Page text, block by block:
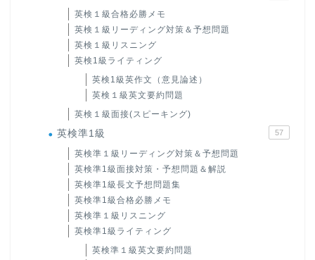
英検１級合格必勝メモ
英検１級リーディング対策＆予想問題
英検１級リスニング
英検1級ライティング
英検1級英作文（意見論述）
英検１級英文要約問題
英検１級面接(スピーキング)
英検準1級 57
英検準１級リーディング対策＆予想問題
英検準1級面接対策・予想問題＆解説
英検準1級長文予想問題集
英検準1級合格必勝メモ
英検準１級リスニング
英検準1級ライティング
英検準１級英文要約問題